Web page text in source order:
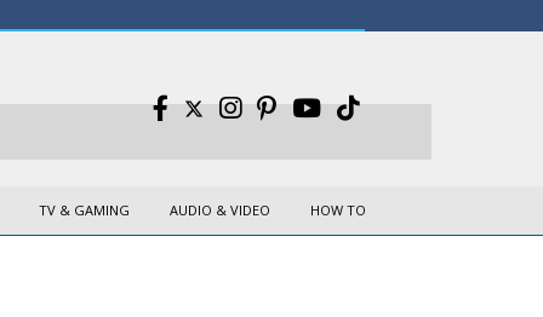
TV & GAMING AUDIO & VIDEO HOW TO